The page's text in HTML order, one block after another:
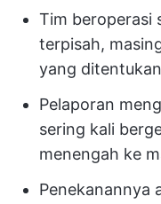
Tim beroperasi
terpisah,
yang ditentukan
Pelaporan
sering kali
menengah ke
Penekanannya